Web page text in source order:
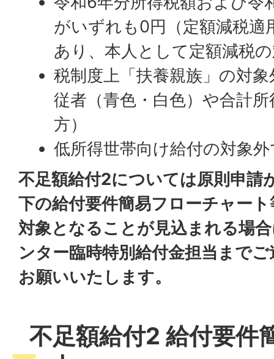
がいずれも0円（定額減税適
あり、本人として定額減税
税制度上「扶養親族」の対
従者（青色・白色）や合計
方）
低所得世帯向け給付の対象
不足額給付2については原則申請
下の給付要件簡易フローチャー
対象となることが見込まれる場
ンター臨時特別給付金担当まで
お願いいたします。
不足額給付2 給付要件